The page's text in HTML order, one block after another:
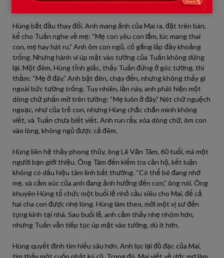
nhận sự kết nối.
Hùng bắt đầu thay đổi. Anh mang ảnh của Mai ra, đặt trên bàn,
kể cho Tuấn nghe về mẹ: “Mẹ con yêu con lắm, lúc mang thai
con, mẹ hay hát ru.” Anh ôm con ngủ, cố gắng lấp đầy khoảng
trống. Nhưng hành vi úp mặt vào tường của Tuấn không dừng
lại. Một đêm, Hùng tỉnh giấc, thấy Tuấn đứng ở góc tường, thì
thầm: “Mẹ ở đây.” Anh bật đèn, chạy đến, nhưng không thấy gì
ngoài bức tường trống. Tuy nhiên, lần này, anh phát hiện một
dòng chữ phấn mờ trên tường: “Mẹ luôn ở đây.” Nét chữ nguệch
ngoạc, như của trẻ con, nhưng Hùng chắc chắn mình không
viết, và Tuấn chưa biết viết. Anh run rẩy, xóa dòng chữ, ôm con
vào lòng, không ngủ được cả đêm.
Hùng liên hệ thầy phong thủy, ông Lê Văn Tâm, 60 tuổi, mà một
người bạn giới thiệu. Ông Tâm đến kiểm tra căn hộ, kết luận
không có dấu hiệu tâm linh bất thường. “Có thể bé đang nhớ
mẹ, và cảm xúc của anh đang ảnh hưởng đến con,” ông nói. Ông
khuyên Hùng tổ chức một buổi lễ nhỏ cầu siêu cho Mai, để cả
hai cha con được nhẹ lòng. Hùng làm theo, mời một vị sư đến
tụng kinh tại nhà. Sau buổi lễ, anh cảm thấy nhẹ nhõm hơn,
nhưng Tuấn vẫn tiếp tục úp mặt vào tường, dù ít hơn.
Hùng quyết định tìm hiểu sâu hơn. Anh lục lại đồ đạc của Mai,
tìm thấy một cuốn nhật ký cũ. Trong đó, Mai viết về ước mơ làm